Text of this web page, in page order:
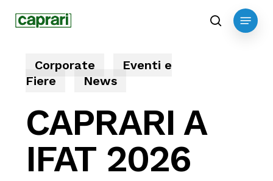
search
Menu
Corporate
Eventi e
Fiere
News
CAPRARI A
IFAT 2026